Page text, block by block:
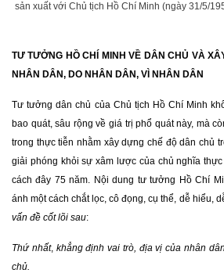
sản xuất với Chủ tịch Hồ Chí Minh (ngày 31/5/
TƯ TƯỞNG HỒ CHÍ MINH VỀ DÂN CHỦ VÀ
NHÂN DÂN, DO NHÂN DÂN, VÌ NHÂN DÂN
Tư tưởng dân chủ của Chủ tịch Hồ Chí Minh
bao quát, sâu rộng về giá trị phổ quát này, mà
trong thực tiễn nhằm xây dựng chế độ dân chủ
giải phóng khỏi sự xâm lược của chủ nghĩa
cách đây 75 năm. Nội dung tư tưởng Hồ Chí
ánh một cách chắt lọc, cô đọng, cụ thể, dễ hiểu,
vấn đề cốt lõi sau:
Thứ nhất, khẳng định vai trò, địa vị của nhân
chủ.